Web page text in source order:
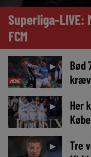
Superliga-LIVE:
FCM
MEDIE
►
Bød
►
Her
►
Tre